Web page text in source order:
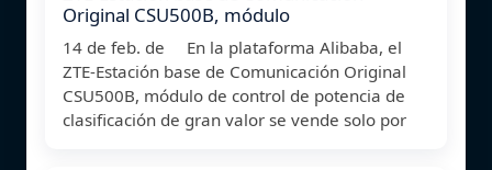
Original CSU500B, módulo
14 de feb. de En la plataforma Alibaba, el
ZTE-Estación base de Comunicación Original
CSU500B, módulo de control de potencia de
clasificación de gran valor se vende solo por